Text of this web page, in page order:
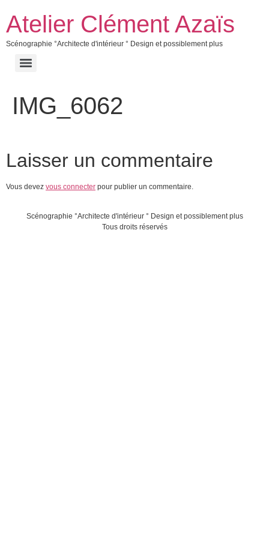
Atelier Clément Azaïs
Scénographie °Architecte d'intérieur ° Design et possiblement plus
IMG_6062
Laisser un commentaire
Vous devez vous connecter pour publier un commentaire.
Scénographie °Architecte d'intérieur ° Design et possiblement plus
Tous droits réservés